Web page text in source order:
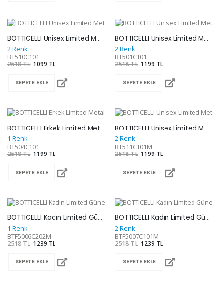
BOTTICELLI Unisex Limited Metal Güneş Gözlüğü BT510C101
2 Renk
BT510C101
2518 TL 1099 TL
SEPETE EKLE
BOTTICELLI Unisex Limited Metal Güneş Gözlüğü BT501C101
2 Renk
BT501C101
2518 TL 1199 TL
SEPETE EKLE
BOTTICELLI Erkek Limited Metal Güneş Gözlüğü BT504C101
1 Renk
BT504C101
2518 TL 1199 TL
SEPETE EKLE
BOTTICELLI Unisex Limited Metal Güneş Gözlüğü BT511C101M
2 Renk
BT511C101M
2518 TL 1199 TL
SEPETE EKLE
BOTTICELLI Kadın Limited Güneş Gözlüğü BTF5006C202M
1 Renk
BTF5006C202M
2518 TL 1239 TL
SEPETE EKLE
BOTTICELLI Kadın Limited Güneş Gözlüğü BTF5007C101M
2 Renk
BTF5007C101M
2518 TL 1239 TL
SEPETE EKLE